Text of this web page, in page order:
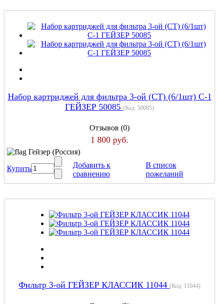
Набор картриджей для фильтра 3-ой (СТ) (6/1шт) С-1
ГЕЙЗЕР 50085 (Код: 50085)
Отзывов (0)
1 800 руб.
Гейзер (Россия)
Купить
Добавить к
сравнению
В список
пожеланий
Фильтр 3-ой ГЕЙЗЕР КЛАССИК 11044 (Код: 11044)